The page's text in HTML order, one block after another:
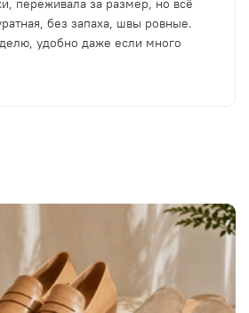
переживала за размер, но всё
без запаха, швы ровные.
удобно даже если много